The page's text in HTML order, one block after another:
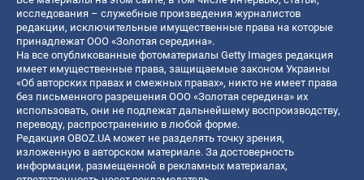
исследования – служебные произведения журналистов
редакции, исключительные имущественные права на которые
принадлежат ООО «Золотая середина».
На все опубликованные фотоматериалы Getty Images редакция
имеет имущественные права, защищаемые законом Украины
«Об авторских правах и смежных правах», никто не имеет права
без письменного разрешения ООО «Золотая середина» их
использовать, они не подлежат дальнейшему воспроизводству,
переводу, распространению в любой форме.
Редакция OBOZ.UA может не разделять точку зрения,
изложенную в авторском материале. За достоверность
информации, размещенной в рекламных материалах,